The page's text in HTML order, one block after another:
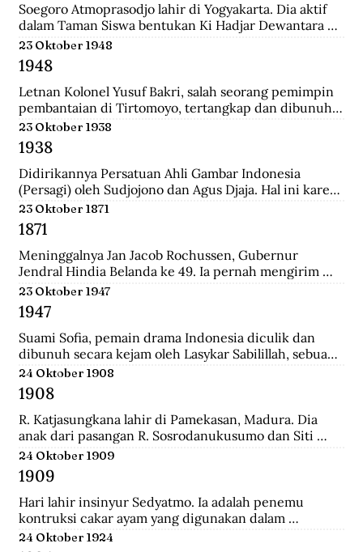
Soegoro Atmoprasodjo lahir di Yogyakarta. Dia aktif
dalam Taman Siswa bentukan Ki Hadjar Dewantara
dan aktivis Partai Indonesia (Partindo). Pada 1935, dia
dibuang ke Digul, Tanah Merah, Papua, dengan
tuduhan terlibat pemberontakan Partai Komunis
Indonesia terhadap Belanda pada 1926/1927 di Jawa
Tengah.
23 Oktober 1948
1948
Letnan Kolonel Yusuf Bakri, salah seorang pemimpin
pembantaian di Tirtomoyo, tertangkap dan dibunuh
di Wonogiri.
23 Oktober 1938
1938
Didirikannya Persatuan Ahli Gambar Indonesia
(Persagi) oleh Sudjojono dan Agus Djaja. Hal ini karena
persatuan seniman Belanda mengadakan pameran
lukisan untuk seniman Indonesia, sehingga seniman
Indonesia juga mau memamerkan karyanya.
23 Oktober 1871
1871
Meninggalnya Jan Jacob Rochussen, Gubernur
Jendral Hindia Belanda ke 49. Ia pernah mengirim
ekspedisi ke Bali, Palembang, Bangka, Sulawesi
Selatan, dan lainnya. Ia juga yang meresmikan
pembukaan tambang batu bara di wilayah Kesultanan
Banjar yang dinamakan Tambang Batu Bara Oranje
Nassau.
23 Oktober 1947
1947
Suami Sofia, pemain drama Indonesia diculik dan
dibunuh secara kejam oleh Lasykar Sabilillah, sebuah
unit bagian dari kelompok DI/TII. Sejak itulah ia
harus berjuang untuk mneghidupi anak-anaknya dan
keluar dari dunia ketenarannya.
24 Oktober 1908
1908
R. Katjasungkana lahir di Pamekasan, Madura. Dia
anak dari pasangan R. Sosrodanukusumo dan Siti
Rusuli. Sosrodanukusumo, wedana di Sampang dan
Bangkalan, merupakan lulusan terbaik Sekolah
Pegawai Pangreh Praja (Mosvia) di Probolinggo,
pendiri Sarikat Islam di Sampang, serta aktivis
koperasi garam rakyat yang berjuang agar harga
garam tak ditentukan sewenang-wenang oleh
24 Oktober 1909
1909
Hari lahir insinyur Sedyatmo. Ia adalah penemu
kontruksi cakar ayam yang digunakan dalam
bangunan-bangunan tinggi. Sedyatmo menyelesaikan
24 Oktober 1924